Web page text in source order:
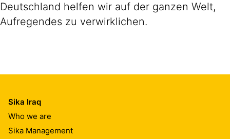
Deutschland helfen wir auf der ganzen Welt,
Aufregendes zu verwirklichen.
Sika Iraq
Who we are
Sika Management